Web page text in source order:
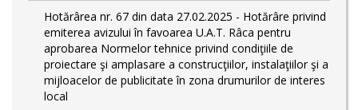
Hotărârea nr. 67 din data 27.02.2025 - Hotărâre privind
emiterea avizului în favoarea U.A.T. Râca pentru
aprobarea Normelor tehnice privind condiţiile de
proiectare şi amplasare a construcţiilor, instalaţiilor şi a
mijloacelor de publicitate în zona drumurilor de interes
local